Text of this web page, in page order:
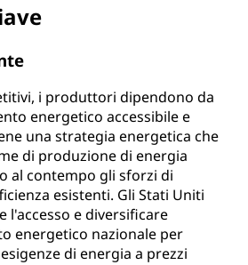
i produttori dipendono da
energetico accessibile e
una strategia energetica che
di produzione di energia
al contempo gli sforzi di
esistenti. Gli Stati Uniti
l'accesso e diversificare
energetico nazionale per
di energia a prezzi